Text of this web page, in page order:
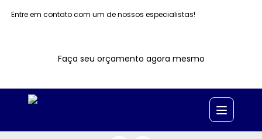
Entre em contato com um de nossos especialistas!
Faça seu orçamento agora mesmo